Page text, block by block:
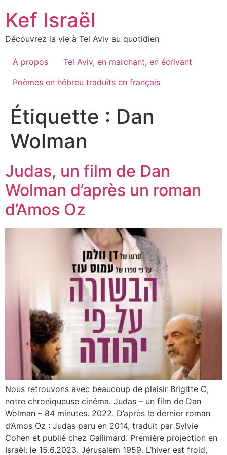
content
Kef Israël
Découvrez la vie à Tel Aviv au quotidien
A propos
Tel Aviv, en marchant, en écrivant
Poèmes en hébreu traduits en français
Étiquette : Dan
Wolman
Judas, un film de Dan
Wolman d’après un roman
d’Amos Oz
Nous retrouvons avec beaucoup de plaisir Brigitte C,
notre chroniqueuse cinéma. Judas – un film de Dan
Wolman – 84 minutes. 2022. D’après le dernier roman
d’Amos Oz : Judas paru en 2014, traduit par Sylvie
Cohen et publié chez Gallimard. Première projection en
Israël: le 15.6.2023. Jérusalem 1959. L’hiver est froid,